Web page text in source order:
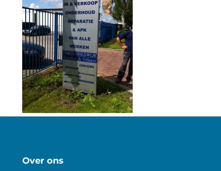
Over ons